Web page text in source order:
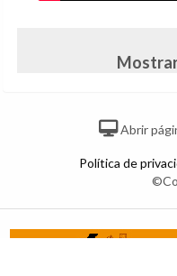
Abrir
Política de